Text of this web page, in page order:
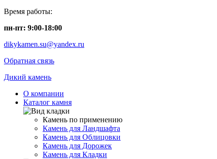
Время работы:
пн-пт: 9:00-18:00
dikykamen.su@yandex.ru
Обратная связь
Дикий камень
О компании
Каталог камня
Камень по применению
Камень для Ландшафта
Камень для Облицовки
Камень для Дорожек
Камень для Кладки